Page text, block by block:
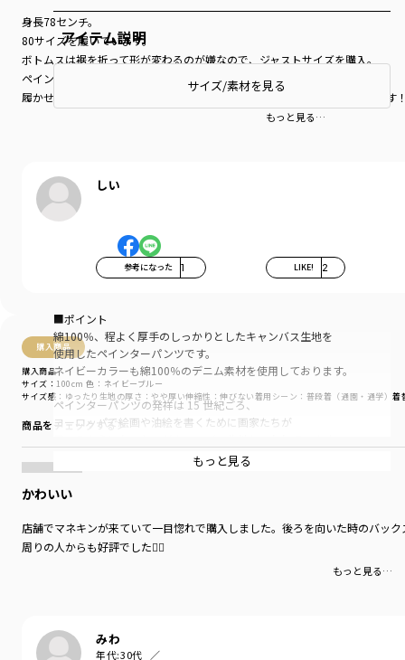
身長78センチ。
80サイズを履いています。
ボトムスは裾を折って形が変わるのが嫌なので、ジャストサイズを購入。
ペインターパンツの男の子っぽさが今っぽくて可愛いです。
履かせやすいし、ガシガシ洗っても転んでもヘタらないので、３色待ってます
もっと見る…
しい
参考になった 1 LIKE! 2
購入商品
購入商品
サイズ感 ：ゆったり 生地の厚さ ：やや厚い伸縮性 ：伸びない着用シーン ：普段着（通園・通学）着
サイズ：100cm 色：ネイビーブルー
商品をチェックする＞
かわいい
店舗でマネキンが来ていて一目惚れで購入しました。後ろを向いた時のバッ
周りの人からも好評でした🙆‍♀️
もっと見る…
みわ
年代:30代
アイテム説明
サイズ/素材を見る
■ポイント
綿100％、程よく厚手のしっかりとしたキャンバス生地を
使用したペインターパンツです。
ネイビーカラーも綿100％のデニム素材を使用しております。
ペインターパンツの発祥は 15 世紀ごろ、
ヨーロッパで絵画や油絵を書くために画家たちが
とても丈夫なので硬い生地が一般的ですが、
ブランシェスでは履き心地の良い柔らかい風合いに
ワークパンツ由来のペインターパンツは
ブランシェスでは前パンツのコインポケットを
ビンテージモデルを参考に三角形のスッキリとしたデザインに。
もっと見る